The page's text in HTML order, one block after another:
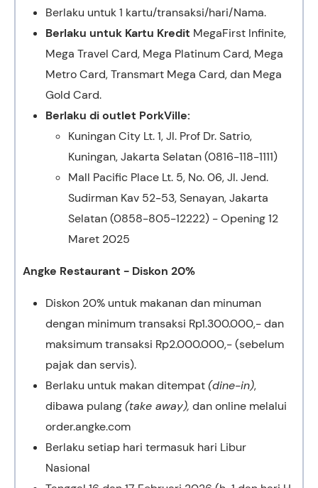
Berlaku untuk 1 kartu/transaksi/hari/Nama.
Berlaku untuk Kartu Kredit MegaFirst Infinite,
Mega Travel Card, Mega Platinum Card, Mega
Metro Card, Transmart Mega Card, dan Mega
Gold Card.
Berlaku di outlet PorkVille:
Kuningan City Lt. 1, Jl. Prof Dr. Satrio,
Kuningan, Jakarta Selatan (0816-118-1111)
Mall Pacific Place Lt. 5, No. 06, Jl. Jend.
Sudirman Kav 52-53, Senayan, Jakarta
Selatan (0858-805-12222) - Opening 12
Maret 2025
Angke Restaurant - Diskon 20%
Diskon 20% untuk makanan dan minuman
dengan minimum transaksi Rp1.300.000,- dan
maksimum transaksi Rp2.000.000,- (sebelum
pajak dan servis).
Berlaku untuk makan ditempat(dine-in),
dibawa pulang(take away), dan online melalui
order.angke.com
Berlaku setiap hari termasuk hari Libur
Nasional